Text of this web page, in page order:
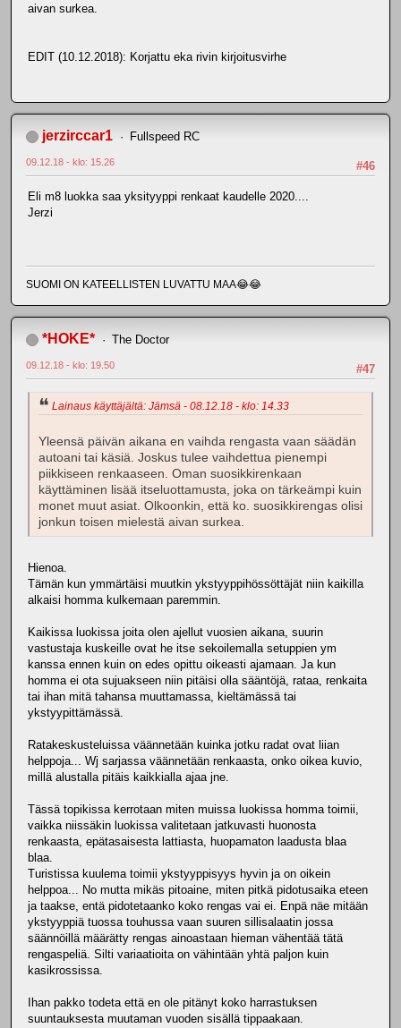
aivan surkea.
EDIT (10.12.2018): Korjattu eka rivin kirjoitusvirhe
jerzirccar1 Fullspeed RC
#46
09.12.18 - klo: 15.26
Eli m8 luokka saa yksityyppi renkaat kaudelle 2020....
Jerzi
SUOMI ON KATEELLISTEN LUVATTU MAA😂😂
*HOKE* The Doctor
#47
09.12.18 - klo: 19.50
Lainaus käyttäjältä: Jämsä - 08.12.18 - klo: 14.33
Yleensä päivän aikana en vaihda rengasta vaan säädän
autoani tai käsiä. Joskus tulee vaihdettua pienempi
piikkiseen renkaaseen. Oman suosikkirenkaan
käyttäminen lisää itseluottamusta, joka on tärkeämpi kuin
monet muut asiat. Olkoonkin, että ko. suosikkirengas olisi
jonkun toisen mielestä aivan surkea.
Hienoa.
Tämän kun ymmärtäisi muutkin ykstyyppihössöttäjät niin kaikilla
alkaisi homma kulkemaan paremmin.
Kaikissa luokissa joita olen ajellut vuosien aikana, suurin
vastustaja kuskeille ovat he itse sekoilemalla setuppien ym
kanssa ennen kuin on edes opittu oikeasti ajamaan. Ja kun
homma ei ota sujuakseen niin pitäisi olla sääntöjä, rataa, renkaita
tai ihan mitä tahansa muuttamassa, kieltämässä tai
ykstyypittämässä.
Ratakeskusteluissa väännetään kuinka jotku radat ovat liian
helppoja... Wj sarjassa väännetään renkaasta, onko oikea kuvio,
millä alustalla pitäis kaikkialla ajaa jne.
Tässä topikissa kerrotaan miten muissa luokissa homma toimii,
vaikka niissäkin luokissa valitetaan jatkuvasti huonosta
renkaasta, epätasaisesta lattiasta, huopamaton laadusta blaa
blaa.
Turistissa kuulema toimii ykstyyppisyys hyvin ja on oikein
helppoa... No mutta mikäs pitoaine, miten pitkä pidotusaika eteen
ja taakse, entä pidotetaanko koko rengas vai ei. Enpä näe mitään
ykstyyppiä tuossa touhussa vaan suuren sillisalaatin jossa
säännöillä määrätty rengas ainoastaan hieman vähentää tätä
rengaspeliä. Silti variaatioita on vähintään yhtä paljon kuin
kasikrossissa.
Ihan pakko todeta että en ole pitänyt koko harrastuksen
suuntauksesta muutaman vuoden sisällä tippaakaan.